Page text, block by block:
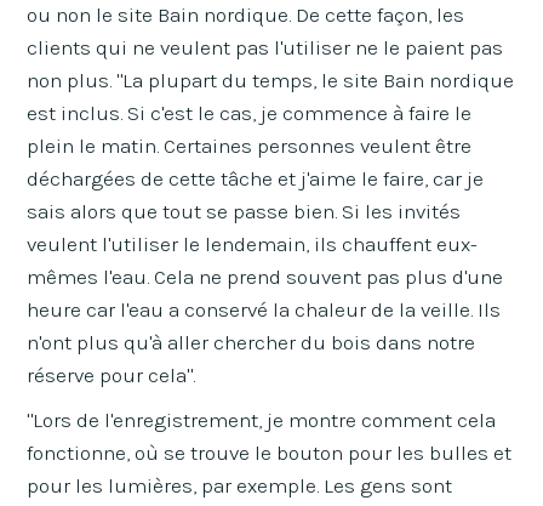
ou non le site Bain nordique. De cette façon, les
clients qui ne veulent pas l'utiliser ne le paient pas
non plus. "La plupart du temps, le site Bain nordique
est inclus. Si c'est le cas, je commence à faire le
plein le matin. Certaines personnes veulent être
déchargées de cette tâche et j'aime le faire, car je
sais alors que tout se passe bien. Si les invités
veulent l'utiliser le lendemain, ils chauffent eux-
mêmes l'eau. Cela ne prend souvent pas plus d'une
heure car l'eau a conservé la chaleur de la veille. Ils
n'ont plus qu'à aller chercher du bois dans notre
réserve pour cela".
"Lors de l'enregistrement, je montre comment cela
fonctionne, où se trouve le bouton pour les bulles et
pour les lumières, par exemple. Les gens sont